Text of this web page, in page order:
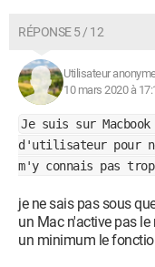
RÉPONSE 5 / 12
Utilisateur
10 mars 2020 à
Je suis sur
d'utilisateur pour
m'y connais pas trop
je ne sais pas sous
un Mac n'active pas
un minimum le